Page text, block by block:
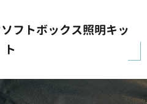
フトボックス照明キッ
ト